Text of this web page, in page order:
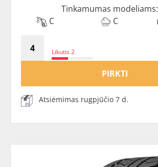
Tinkamumas modeliams:
C
C
Likutis 2
PIRKTI
Atsiėmimas rugpjūčio 7 d.